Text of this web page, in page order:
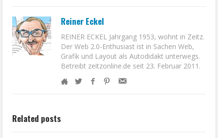
Reiner Eckel
REINER ECKEL Jahrgang 1953, wohnt in Zeitz.
Der Web 2.0-Enthusiast ist in Sachen Web,
Grafik und Layout als Autodidakt unterwegs.
Betreibt zeitzonline.de seit 23. Februar 2011.
Related posts